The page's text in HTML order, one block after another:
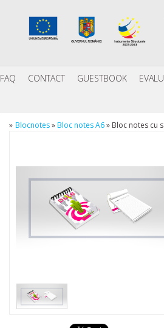
FAQ CONTACT GUESTBOOK
» Blocnotes»Bloc notes A6» Bloc notes cu